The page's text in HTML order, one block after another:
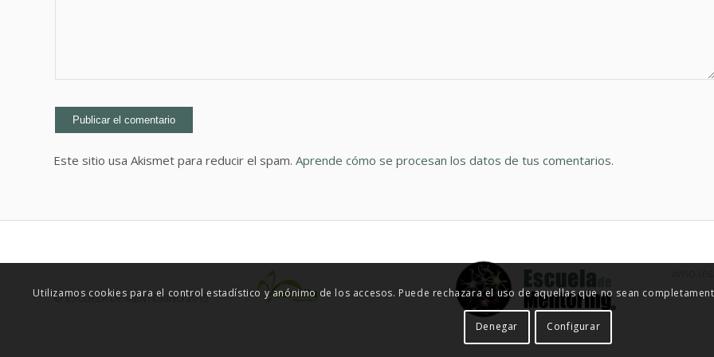
Este sitio usa Akismet para reducir el spam. Aprende cómo se procesan los datos de tus comentarios.
© ESCUELA DE MENTORING 2015
Utilizamos cookies para el control estadístico y anónimo de los accesos. Puede rechazara el uso de aquellas que no sean
Denegar Configurar